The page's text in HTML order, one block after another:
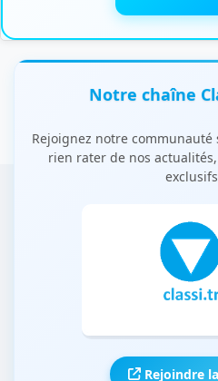
Notre chaîne
Rejoignez notre
rien rater de nos
Rejoindre